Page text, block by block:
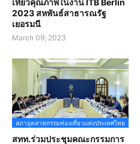
2023 สหพันธ์สาธารณรัฐ
เยอรมนี
March 09, 2023
สภาอุตสาหกรรมท่องเที่ยวแห่งประเทศไทย
สทท.ร่วมประชุมคณะกรรมการ